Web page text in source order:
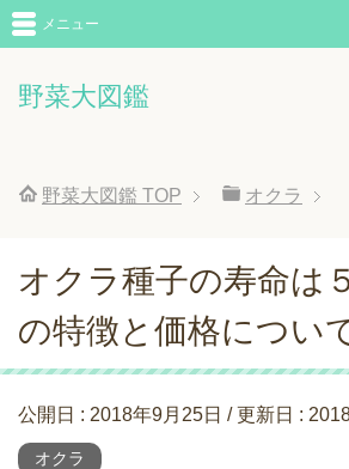
野菜大図鑑
メニュー
野菜大図鑑 TOP オクラ
オクラ種子の寿命は
の特徴と価格につい
公開日 : 2018年9月25日 / 更新日 :
オクラ